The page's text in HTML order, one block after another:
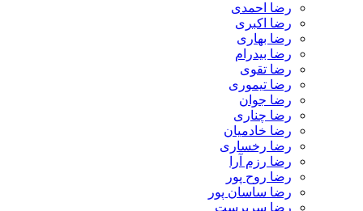
رضا احمدی
رضا اکبری
رضا بهاری
رضا بیدرام
رضا تقوی
رضا تیموری
رضا جوان
رضا چناری
رضا خادمیان
رضا رخساری
رضا رزم آرا
رضا روح پور
رضا ساسان پور
رضا سرپرست